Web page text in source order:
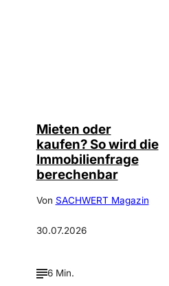
Mieten oder
kaufen? So wird die
Immobilienfrage
berechenbar
Von SACHWERT Magazin
30.07.2026
6 Min.